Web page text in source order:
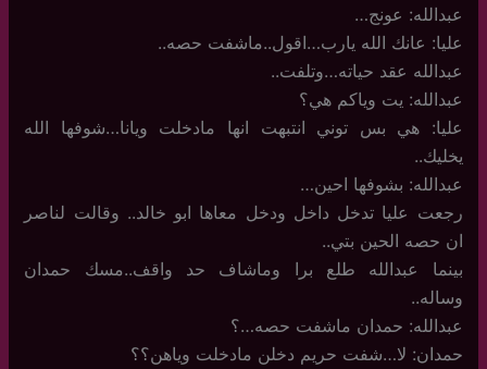
عبدالله: عونج…
عليا: عانك الله يارب…اقول..ماشفت حصه..
عبدالله عقد حياته…وتلفت..
عبدالله: يت وياكم هي؟
عليا: هي بس توني انتبهت انها مادخلت ويانا…شوفها الله
يخليك..
عبدالله: بشوفها احين…
رجعت عليا تدخل داخل ودخل معاها ابو خالد.. وقالت لناصر
ان حصه الحين بتي..
بينما عبدالله طلع برا وماشاف حد واقف..مسك حمدان
وساله..
عبدالله: حمدان ماشفت حصه…؟
حمدان: لا…شفت حريم دخلن مادخلت وياهن؟؟